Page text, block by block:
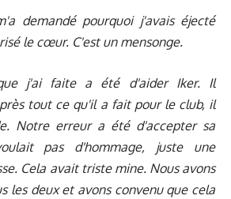
demandé pourquoi j'avais éjecté
le cœur. C'est un mensonge.
j'ai faite a été d'aider Iker. Il
tout ce qu'il a fait pour le club, il
Notre erreur a été d'accepter sa
pas d'hommage, juste une
Cela avait triste mine. Nous avons
les deux et avons convenu que cela